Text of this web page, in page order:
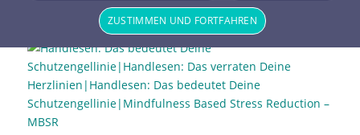
ZUSTIMMEN UND FORTFAHREN